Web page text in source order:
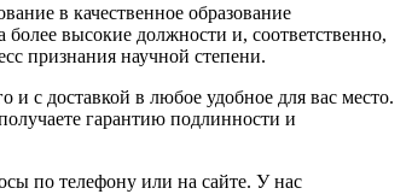
в качественное образование
высокие должности и, соответственно,
признания научной степени.
с доставкой в любое удобное для вас место.
гарантию подлинности и
по телефону или на сайте. У нас